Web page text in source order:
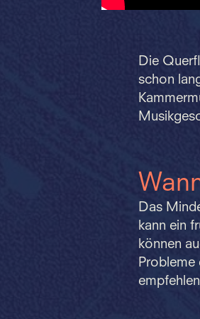
Die
schon
Das
kann ein
können
Probleme